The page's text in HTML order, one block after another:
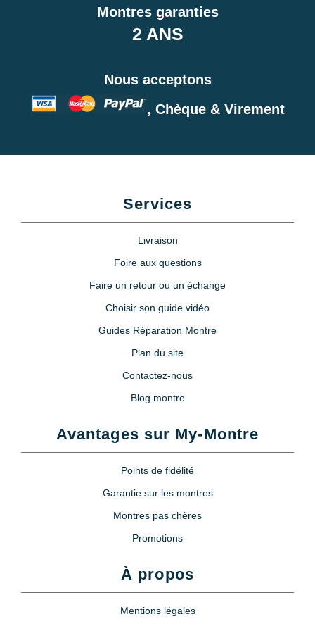
Montres garanties
2 ANS
Nous acceptons
, Chèque & Virement
Services
Livraison
Foire aux questions
Faire un retour ou un échange
Choisir son guide vidéo
Guides Réparation Montre
Plan du site
Contactez-nous
Blog montre
Avantages sur My-Montre
Points de fidélité
Garantie sur les montres
Montres pas chères
Promotions
À propos
Mentions légales